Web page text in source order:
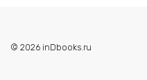
© 2026 inDbooks.ru